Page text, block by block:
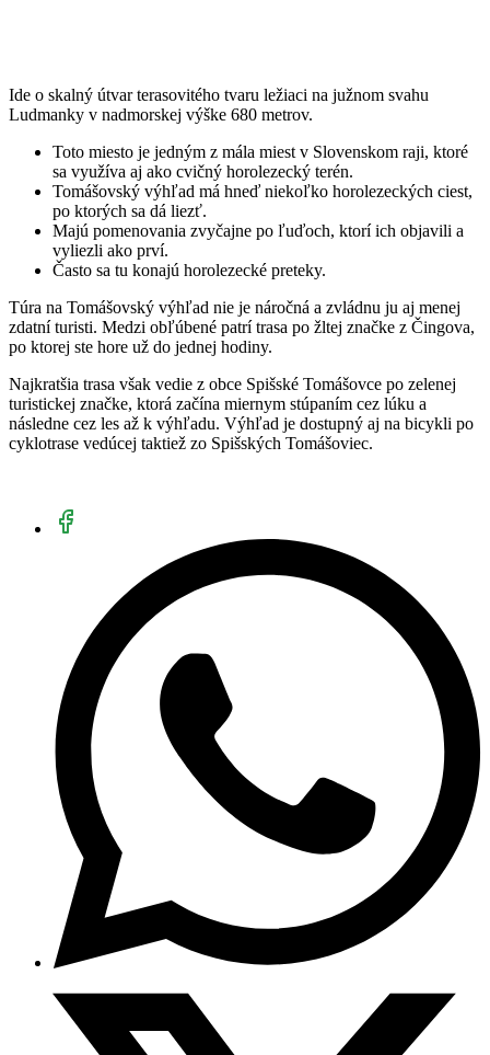
Ide o skalný útvar terasovitého tvaru ležiaci na južnom svahu
Ludmanky v nadmorskej výške 680 metrov.
Toto miesto je jedným z mála miest v Slovenskom raji, ktoré
sa využíva aj ako cvičný horolezecký terén.
Tomášovský výhľad má hneď niekoľko horolezeckých ciest,
po ktorých sa dá liezť.
Majú pomenovania zvyčajne po ľuďoch, ktorí ich objavili a
vyliezli ako prví.
Často sa tu konajú horolezecké preteky.
Túra na Tomášovský výhľad nie je náročná a zvládnu ju aj menej
zdatní turisti. Medzi obľúbené patrí trasa po žltej značke z Čingova,
po ktorej ste hore už do jednej hodiny.
Najkratšia trasa však vedie z obce Spišské Tomášovce po zelenej
turistickej značke, ktorá začína miernym stúpaním cez lúku a
následne cez les až k výhľadu. Výhľad je dostupný aj na bicykli po
cyklotrase vedúcej taktiež zo Spišských Tomášoviec.